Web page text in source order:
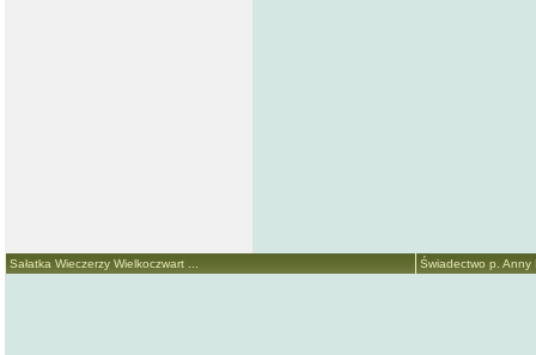
Sałatka Wieczerzy Wielkoczwart ... Świadectwo p. Anny